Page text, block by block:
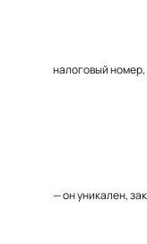
налоговый
— он уникален,